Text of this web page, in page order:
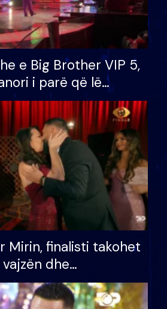
e Big Brother VIP 5,
i parë që lë
mundësinë për
e madh
Mirin, finalisti takohet
dhe
S’kemi ndonjë letër